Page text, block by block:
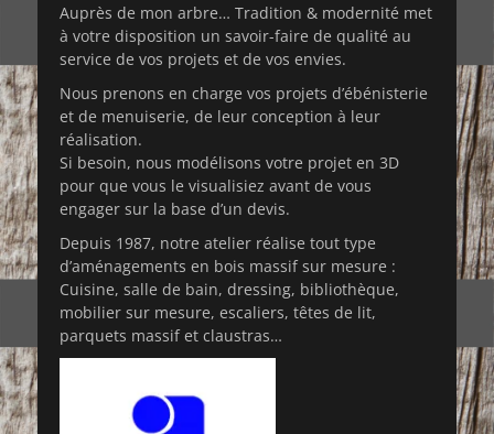
Auprès de mon arbre… Tradition & modernité met
à votre disposition un savoir-faire de qualité au
service de vos projets et de vos envies.
Nous prenons en charge vos projets d’ébénisterie
et de menuiserie, de leur conception à leur
réalisation.
Si besoin, nous modélisons votre projet en 3D
pour que vous le visualisiez avant de vous
engager sur la base d’un devis.
Depuis 1987, notre atelier réalise tout type
d’aménagements en bois massif sur mesure :
Cuisine, salle de bain, dressing, bibliothèque,
mobilier sur mesure, escaliers, têtes de lit,
parquets massif et claustras…